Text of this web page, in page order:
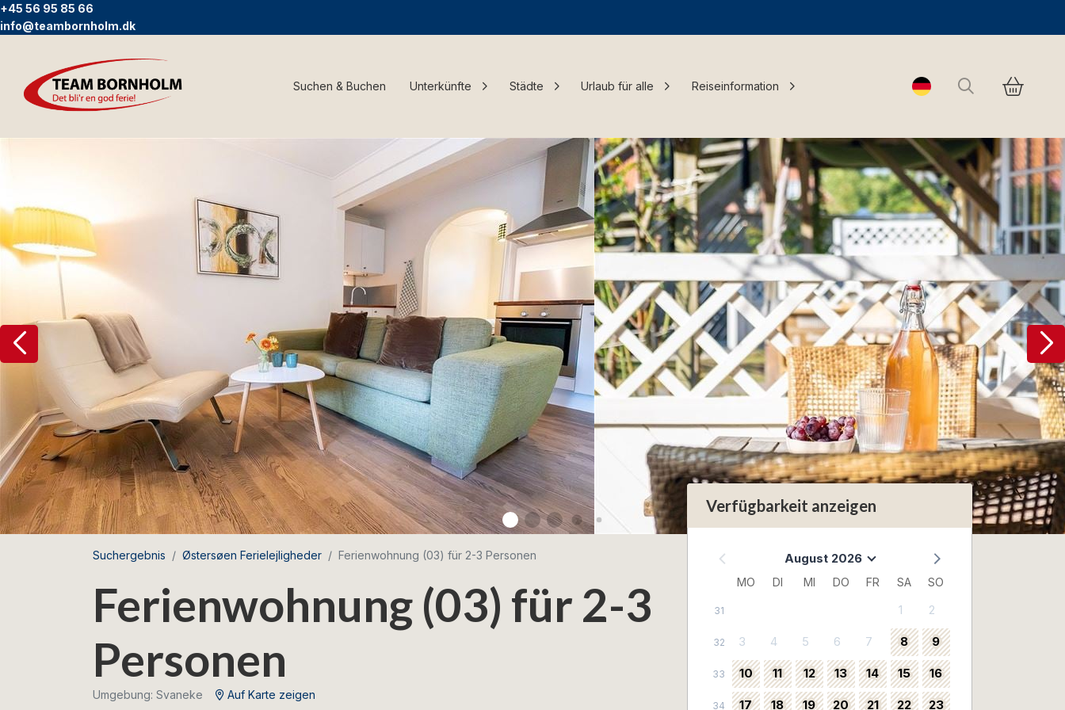
+45 56 95 85 66
info@teambornholm.dk
Suchen & Buchen Unterkünfte Städte Urlaub für alle Reiseinformation Change language
Suchen
Suchergebnis Østersøen Ferielejligheder Ferienwohnung (03) für 2-3 Personen
Ferienwohnung (03) für 2-3
Personen
Umgebung: Svaneke Auf Karte zeigen
Verfügbarkeit anzeigen
August 2026
MO DI MI DO FR SA SO
31 1 2
32 3 4 5 6 7 8 9
33 10 11 12 13 14 15 16
34 17 18 19 20 21 22 23